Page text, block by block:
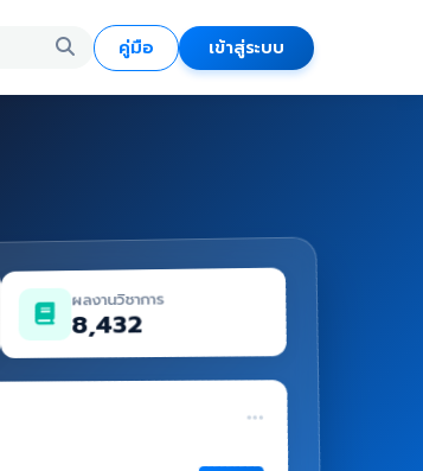
คู่มือ เข้าสู่ระบบ
ผลงานวิชาการ
8,432